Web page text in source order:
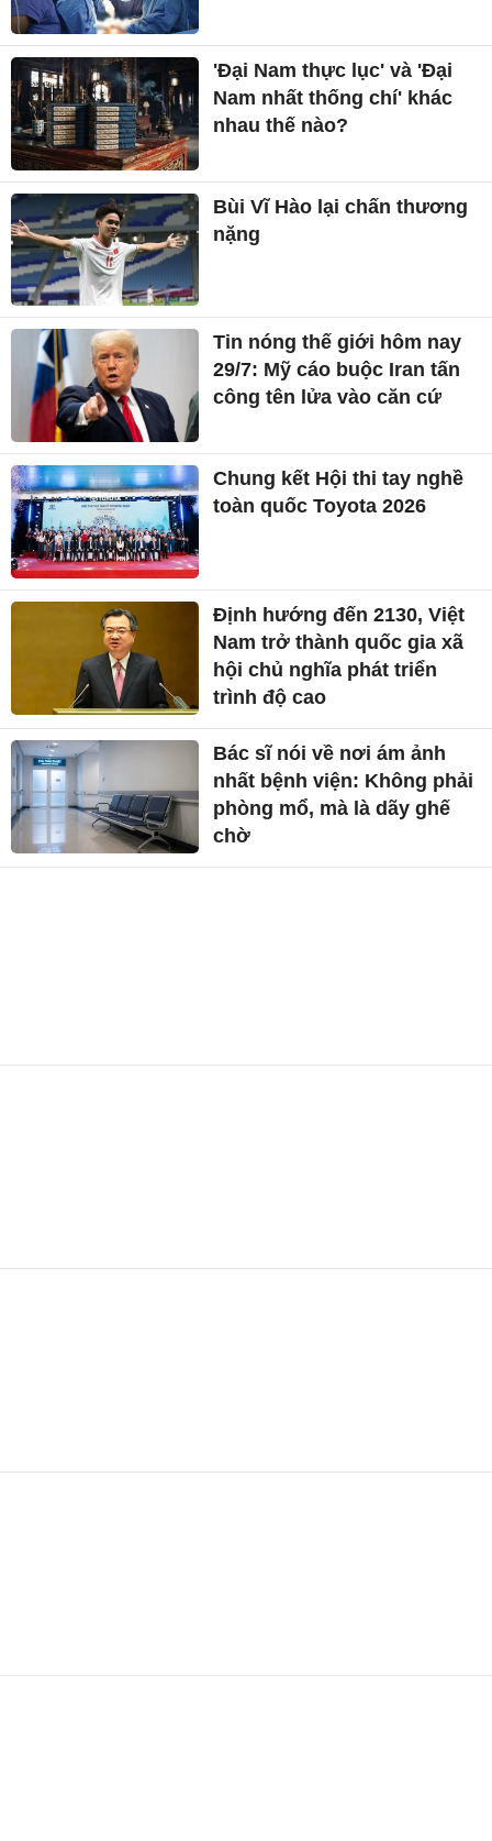
'Đại Nam thực lục' và 'Đại
Nam nhất thống chí' khác
nhau thế nào?
Bùi Vĩ Hào lại chấn thương
nặng
Tin nóng thế giới hôm nay
29/7: Mỹ cáo buộc Iran tấn
công tên lửa vào căn cứ
Chung kết Hội thi tay nghề
toàn quốc Toyota 2026
Định hướng đến 2130, Việt
Nam trở thành quốc gia xã
hội chủ nghĩa phát triển
trình độ cao
Bác sĩ nói về nơi ám ảnh
nhất bệnh viện: Không phải
phòng mổ, mà là dãy ghế
chờ